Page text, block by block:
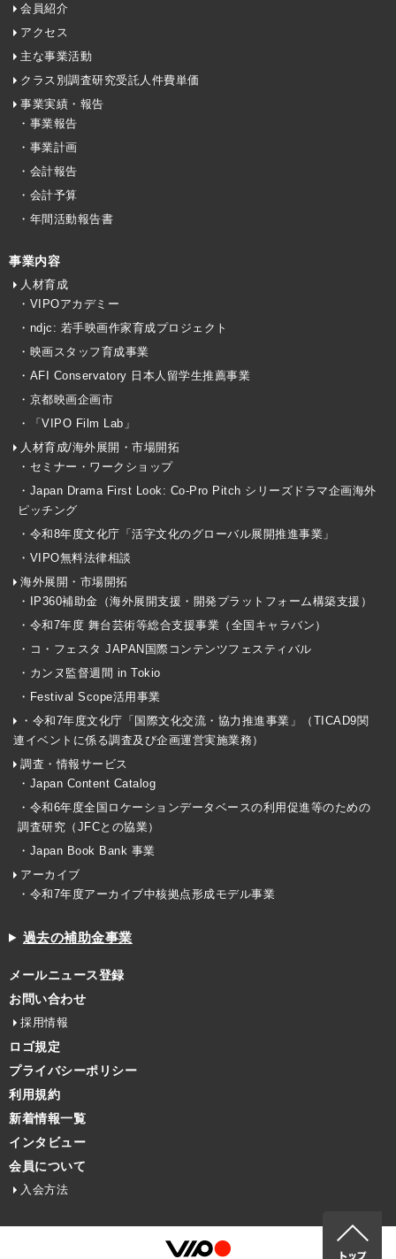
会員紹介
アクセス
主な事業活動
クラス別調査研究受託人件費単価
事業実績・報告
・事業報告
・事業計画
・会計報告
・会計予算
・年間活動報告書
事業内容
人材育成
・VIPOアカデミー
・ndjc: 若手映画作家育成プロジェクト
・映画スタッフ育成事業
・AFI Conservatory 日本人留学生推薦事業
・京都映画企画市
・「VIPO Film Lab」
人材育成/海外展開・市場開拓
・セミナー・ワークショップ
・Japan Drama First Look: Co-Pro Pitch シリーズドラマ企画海外
ピッチング
・令和8年度文化庁「活字文化のグローバル展開推進事業」
・VIPO無料法律相談
海外展開・市場開拓
・IP360補助金（海外展開支援・開発プラットフォーム構築支援）
・令和7年度 舞台芸術等総合支援事業（全国キャラバン）
・コ・フェスタ JAPAN国際コンテンツフェスティバル
・カンヌ監督週間 in Tokio
・Festival Scope活用事業
・令和7年度文化庁「国際文化交流・協力推進事業」（TICAD9関
連イベントに係る調査及び企画運営実施業務）
調査・情報サービス
・Japan Content Catalog
・令和6年度全国ロケーションデータベースの利用促進等のための
調査研究（JFCとの協業）
・Japan Book Bank 事業
アーカイブ
・令和7年度アーカイブ中核拠点形成モデル事業
過去の補助金事業
メールニュース登録
お問い合わせ
採用情報
ロゴ規定
プライバシーポリシー
利用規約
新着情報一覧
インタビュー
会員について
入会方法